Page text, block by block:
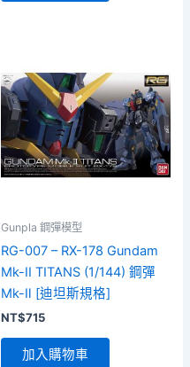
Gunpla 鋼彈模型
RG-007 – RX-178 Gundam
Mk-II TITANS (1/144) 鋼彈
Mk-Ⅱ [迪坦斯規格]
NT$715
加入購物車